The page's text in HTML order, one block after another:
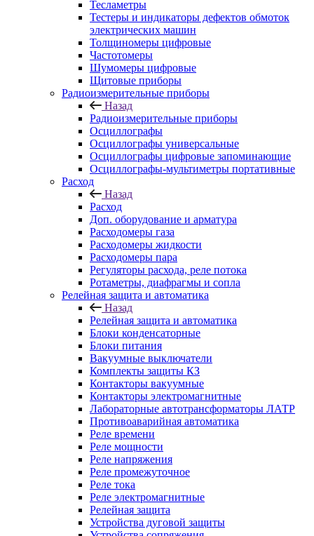
Тесламетры
Тестеры и индикаторы дефектов обмоток
электрических машин
Толщиномеры цифровые
Частотомеры
Шумомеры цифровые
Щитовые приборы
Радиоизмерительные приборы
Назад
Радиоизмерительные приборы
Осциллографы
Осциллографы универсальные
Осциллографы цифровые запоминающие
Осциллографы-мультиметры портативные
Расход
Назад
Расход
Доп. оборудование и арматура
Расходомеры газа
Расходомеры жидкости
Расходомеры пара
Регуляторы расхода, реле потока
Ротаметры, диафрагмы и сопла
Релейная защита и автоматика
Назад
Релейная защита и автоматика
Блоки конденсаторные
Блоки питания
Вакуумные выключатели
Комплекты защиты КЗ
Контакторы вакуумные
Контакторы электромагнитные
Лабораторные автотрансформаторы ЛАТР
Противоаварийная автоматика
Реле времени
Реле мощности
Реле напряжения
Реле промежуточное
Реле тока
Реле электромагнитные
Релейная защита
Устройства дуговой защиты